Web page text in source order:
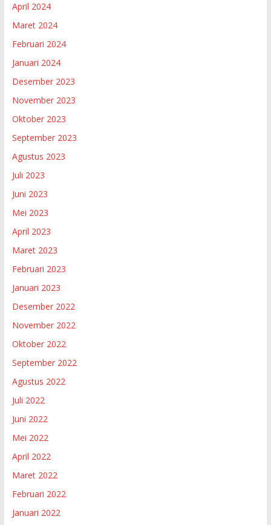
April 2024
Maret 2024
Februari 2024
Januari 2024
Desember 2023
November 2023
Oktober 2023
September 2023
Agustus 2023
Juli 2023
Juni 2023
Mei 2023
April 2023
Maret 2023
Februari 2023
Januari 2023
Desember 2022
November 2022
Oktober 2022
September 2022
Agustus 2022
Juli 2022
Juni 2022
Mei 2022
April 2022
Maret 2022
Februari 2022
Januari 2022